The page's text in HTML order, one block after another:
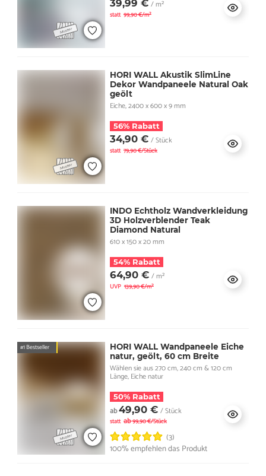
39,99 € / m²
statt 99,90 €/m²
HORI WALL Akustik SlimLine
Dekor Wandpaneele Natural Oak
geölt
Eiche, 2400 x 600 x 9 mm
56% Rabatt
34,90 € / Stück
statt 79,90 €/Stück
INDO Echtholz Wandverkleidung
3D Holzverblender Teak
Diamond Natural
610 x 150 x 20 mm
54% Rabatt
64,90 € / m²
UVP 139,90 €/m²
#1 Bestseller
HORI WALL Wandpaneele Eiche
natur, geölt, 60 cm Breite
Wählen sie aus 270 cm, 240 cm & 120 cm
Länge, Eiche natur
50% Rabatt
ab49,90 € / Stück
statt ab99,90 €/Stück
(3)
100% empfehlen das Produkt